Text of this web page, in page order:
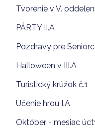
Tvorenie v V.
PÁRTY II.A
Pozdravy pre
Halloween v III.A
Turistický krúžok č.1
Učenie hrou I.A
Október - mesiac